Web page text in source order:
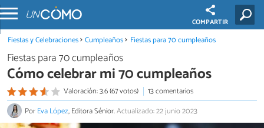
COMPARTIR
Fiestas y Celebraciones Cumpleaños Fiestas para 70 cumpleaños
Fiestas para 70 cumpleaños
Cómo celebrar mi 70 cumpleaños
Valoración: 3.6 (67 votos)
13 comentarios
PorEva López, Editora Sénior.Actualizado: 22 junio 2023